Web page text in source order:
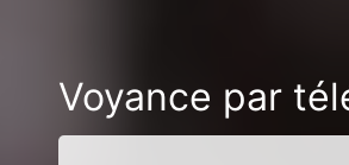
Voyance par